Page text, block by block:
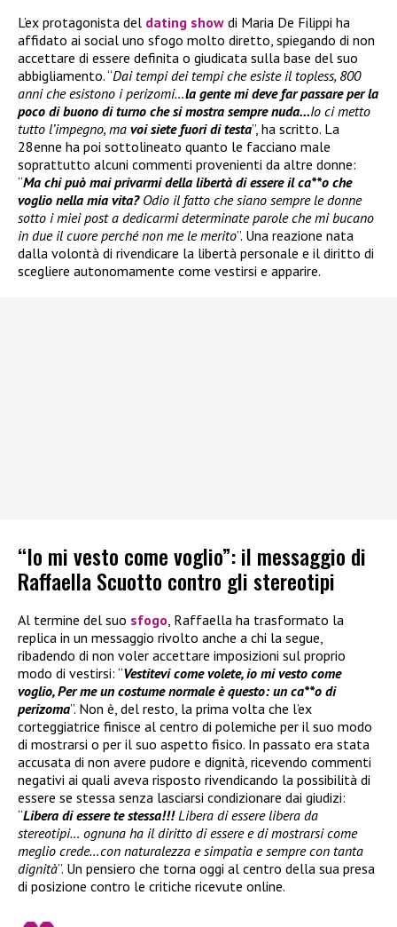
L’ex protagonista del dating show di Maria De Filippi ha
affidato ai social uno sfogo molto diretto, spiegando di non
accettare di essere definita o giudicata sulla base del suo
abbigliamento. “Dai tempi dei tempi che esiste il topless, 800
anni che esistono i perizomi…la gente mi deve far passare per la
poco di buono di turno che si mostra sempre nuda…Io ci metto
tutto l’impegno, ma voi siete fuori di testa”, ha scritto. La
28enne ha poi sottolineato quanto le facciano male
soprattutto alcuni commenti provenienti da altre donne:
“Ma chi può mai privarmi della libertà di essere il ca**o che
voglio nella mia vita? Odio il fatto che siano sempre le donne
sotto i miei post a dedicarmi determinate parole che mi bucano
in due il cuore perché non me le merito”. Una reazione nata
dalla volontà di rivendicare la libertà personale e il diritto di
scegliere autonomamente come vestirsi e apparire.
“Io mi vesto come voglio”: il messaggio di
Raffaella Scuotto contro gli stereotipi
Al termine del suo sfogo , Raffaella ha trasformato la
replica in un messaggio rivolto anche a chi la segue,
ribadendo di non voler accettare imposizioni sul proprio
modo di vestirsi: “Vestitevi come volete, io mi vesto come
voglio, Per me un costume normale è questo: un ca**o di
perizoma”. Non è, del resto, la prima volta che l’ex
corteggiatrice finisce al centro di polemiche per il suo modo
di mostrarsi o per il suo aspetto fisico. In passato era stata
accusata di non avere pudore e dignità, ricevendo commenti
negativi ai quali aveva risposto rivendicando la possibilità di
essere se stessa senza lasciarsi condizionare dai giudizi:
“Libera di essere te stessa!!!Libera di essere libera da
stereotipi… ognuna ha il diritto di essere e di mostrarsi come
meglio crede…con naturalezza e simpatia e sempre con tanta
dignità”. Un pensiero che torna oggi al centro della sua presa
di posizione contro le critiche ricevute online.